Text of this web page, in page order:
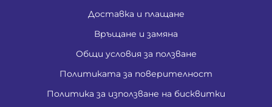
Доставка и плащане
Връщане и замяна
Общи условия за ползване
Политиката за поверителност
Политика за използване на бисквитки